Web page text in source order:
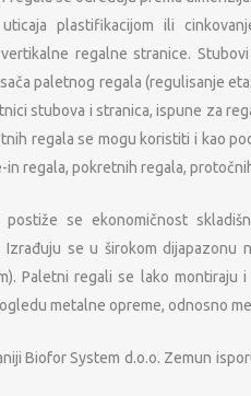
plastifikacijom ili
regalne stranice.
paletnog regala (regulisanje
stubova i stranica, ispune za
regala se mogu koristiti i kao
regala, pokretnih regala,
postiže se ekonomičnost
se u širokom dijapazonu
Paletni regali se lako
metalne opreme, odnosno
Biofor System d.o.o. Zemun